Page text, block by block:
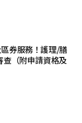
券服務！護理/膳
（附申請資格及